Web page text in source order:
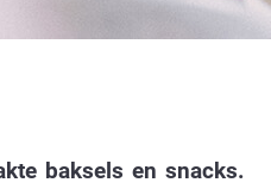
baksels en snacks.